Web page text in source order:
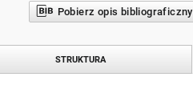
Pobierz opis bibliograficzny
STRUKTURA